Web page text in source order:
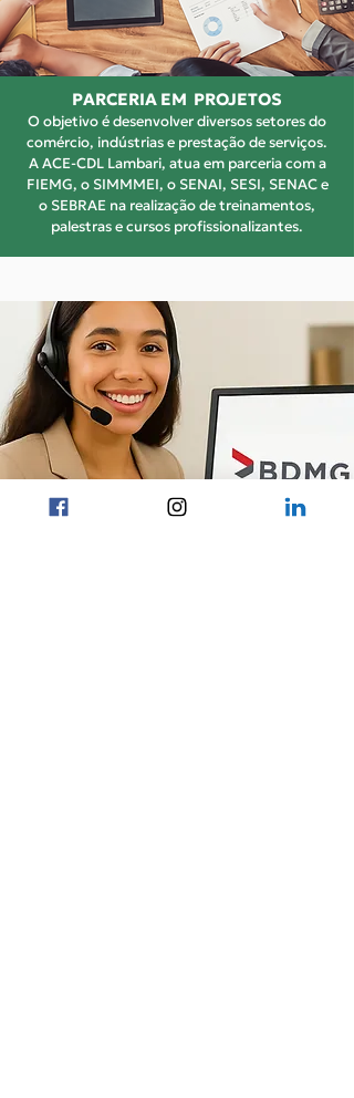
PARCERIA EM PROJETOS
O objetivo é desenvolver diversos setores do
comércio, indústrias e prestação de serviços.
A ACE-CDL Lambari, atua em parceria com a
FIEMG, o SIMMMEI, o SENAI, SESI, SENAC e
o SEBRAE na realização de treinamentos,
palestras e cursos profissionalizantes.